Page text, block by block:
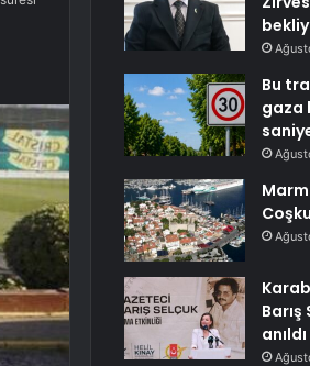
Bu
gaza
Barış
anıldı